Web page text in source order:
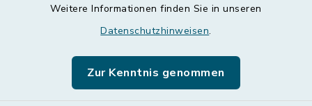
Weitere Informationen finden Sie in unseren
Datenschutzhinweisen.
Zur Kenntnis genommen
Datenschutz
Leichte Sprache